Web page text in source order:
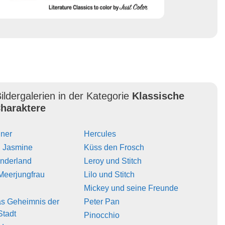
in der Kategorie Klassische
Jasmine
Geheimnis der
Hercules
Küss den Frosch
Leroy und Stitch
Lilo und Stitch
Mickey und seine Freunde
Peter Pan
Pinocchio